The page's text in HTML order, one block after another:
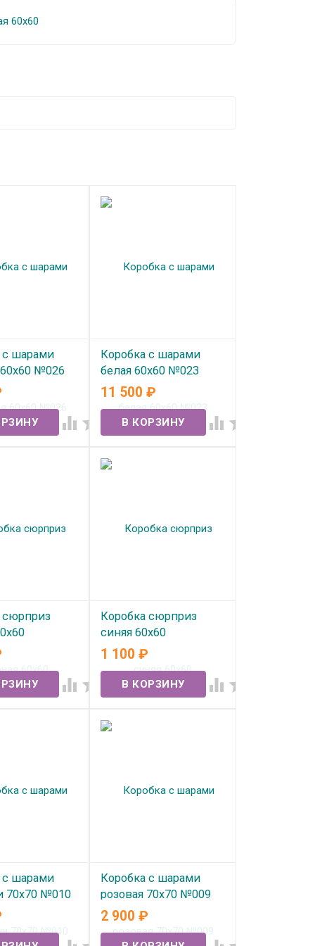
с шарами
№026
 
Коробка с шарами
белая 60х60 №023
В наличии
11 500₽
 
сюрприз
 
Коробка сюрприз
синяя 60х60
В наличии
1 100₽
 
с шарами
70х70 №010
Коробка с шарами
розовая 70х70 №009
В наличии
2 900₽